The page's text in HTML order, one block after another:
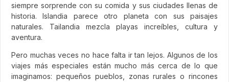
siempre sorprende con su comida y sus ciudades llenas de
historia. Islandia parece otro planeta con sus paisajes
naturales. Tailandia mezcla playas increíbles, cultura y
aventura.
Pero muchas veces no hace falta ir tan lejos. Algunos de los
viajes más especiales están mucho más cerca de lo que
imaginamos: pequeños pueblos, zonas rurales o rincones